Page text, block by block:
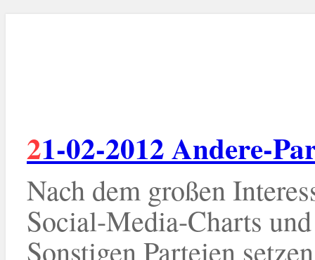
21-02-2012 Andere-
Nach dem großen
Social-Media-Charts
Sonstigen Parteien